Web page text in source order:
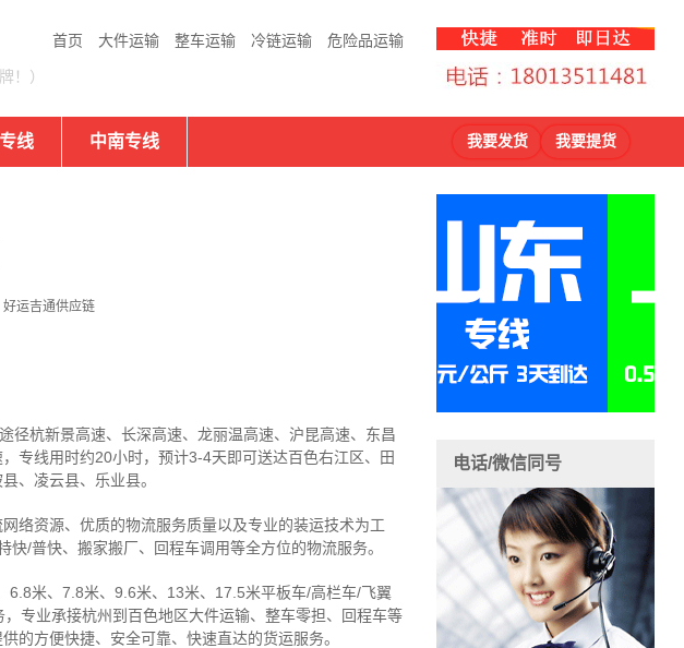
首页 大件运输 整车运输 冷链运输 危险品运输
！）
线 中南专线 我要发货 我要提货
好运吉通供应链
径杭新景高速、长深高速、龙丽温高速、沪昆高速、东昌
，专线用时约20小时，预计3-4天即可送达百色右江区、田
、凌云县、乐业县。
络资源、优质的物流服务质量以及专业的装运技术为工
快/普快、搬家搬厂、回程车调用等全方位的物流服务。
米、7.8米、9.6米、13米、17.5米平板车/高栏车/飞翼
专业承接杭州到百色地区大件运输、整车零担、回程车等
的方便快捷、安全可靠、快速直达的货运服务。
电话/微信同号